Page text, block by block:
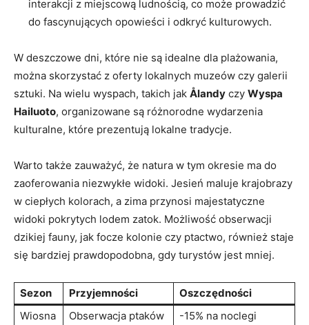
interakcji ⁣z miejscową ludnością, co może prowadzić
do fascynujących opowieści i odkryć kulturowych.
W deszczowe ‌dni, które nie są ‍idealne dla plażowania,
można skorzystać z oferty lokalnych muzeów czy galerii
sztuki. Na wielu wyspach, takich jak⁢ Ålandy czy Wyspa⁤
Hailuoto, organizowane ‌są różnorodne wydarzenia
kulturalne, które prezentują lokalne tradycje.
Warto​ także zauważyć, że natura w⁤ tym okresie ma do
zaoferowania niezwykłe widoki. Jesień ​maluje krajobrazy
w ciepłych ⁢kolorach, a zima przynosi majestatyczne ​
widoki pokrytych lodem zatok. Możliwość ​obserwacji ​
dzikiej fauny, jak focze kolonie czy ptactwo, również staje
się bardziej prawdopodobna, gdy turystów jest mniej.
Sezon Przyjemności
Oszczędności
Wiosna
Obserwacja ptaków -15% na noclegi